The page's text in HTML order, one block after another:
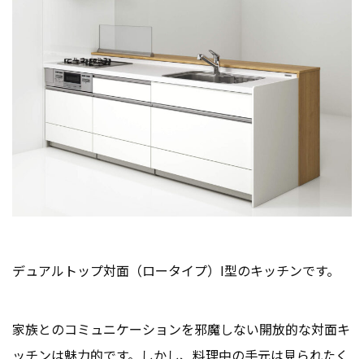
デュアルトップ対面（ロータイプ）I型のキッチンです。
家族とのコミュニケーションを邪魔しない開放的な対面キ
ッチンは魅力的です。しかし、料理中の手元は見られたく